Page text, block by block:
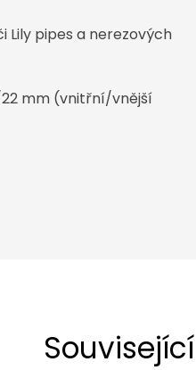
Lily pipes a nerezových
22 mm (vnitřní/vnější